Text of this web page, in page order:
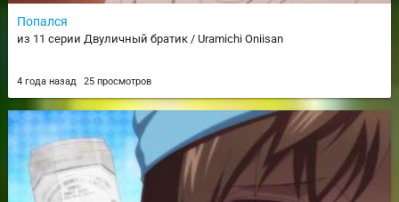
Попался
из 11 серии Двуличный братик / Uramichi Oniisan
4 года назад 25 просмотров